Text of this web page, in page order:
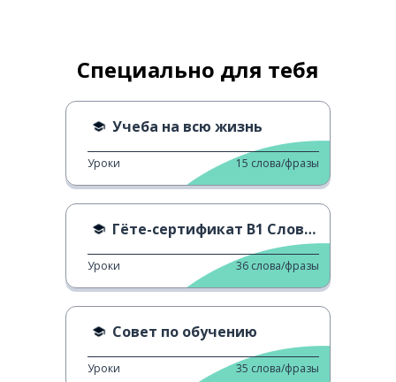
Специально для тебя
Учеба на всю жизнь
Уроки 15 слова/фразы
Гёте-сертификат B1 Словарь - O
Уроки 36 слова/фразы
Совет по обучению
Уроки 35 слова/фразы